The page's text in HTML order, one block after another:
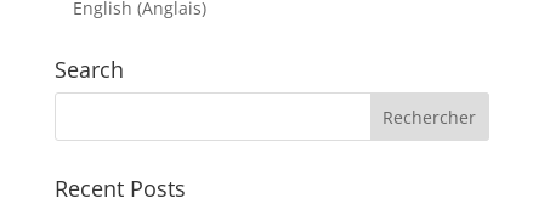
English (Anglais)
Search
Recent Posts